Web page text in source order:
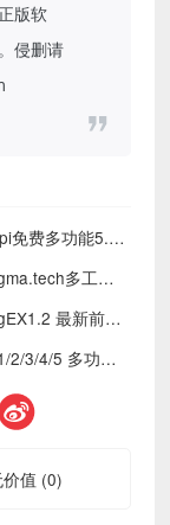
版软
侵删请
原神Korepi免费多功能5.0绿化版0.4.3下载 更新置顶
CS2-en1gma.tech多工能助手绿化版下载
拳皇 WingEX1.2 最新前瞻版分享-经典怀旧游戏
造梦西游1/2/3/4/5 多功能免费修改器 v0204
值 (0)